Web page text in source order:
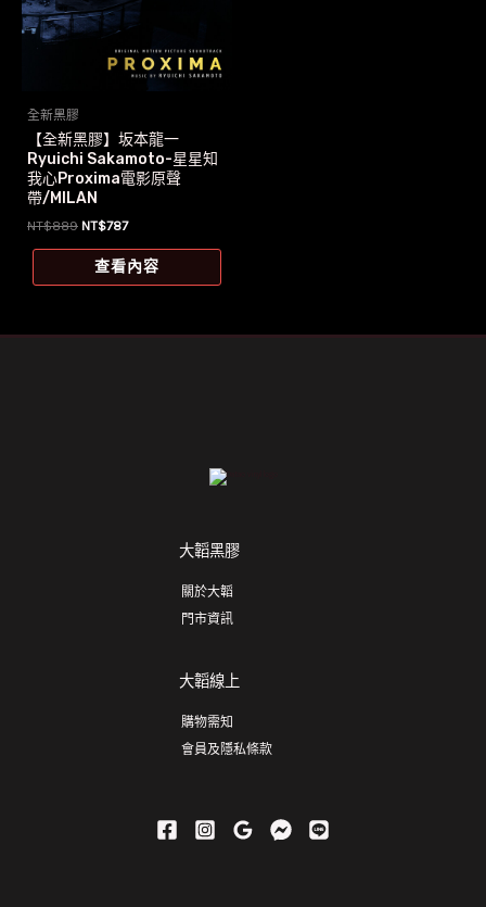
全新黑膠
【全新黑膠】坂本龍一
Ryuichi Sakamoto-星星知
我心Proxima電影原聲
帶/MILAN
NT$889 原
格：
NT$787目
價
格：
查看內容
大韜黑膠
關於大韜
門市資訊
大韜線上
購物需知
會員及隱私條款